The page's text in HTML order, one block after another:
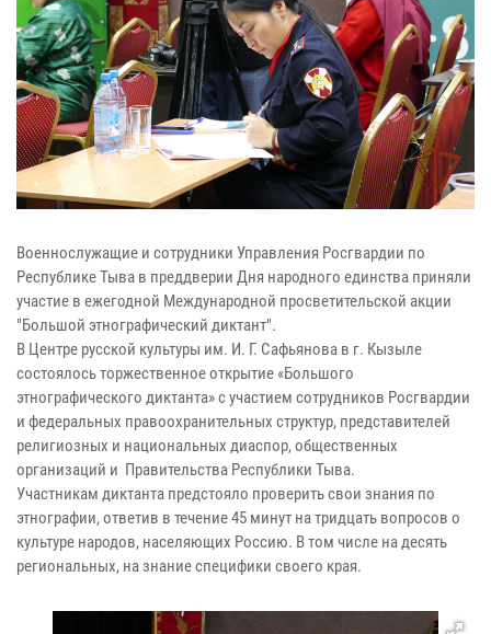
Военнослужащие и сотрудники Управления Росгвардии по
Республике Тыва в преддверии Дня народного единства приняли
участие в ежегодной Международной просветительской акции
"Большой этнографический диктант".
В Центре русской культуры им. И. Г. Сафьянова в г. Кызыле
состоялось торжественное открытие «Большого
этнографического диктанта» с участием сотрудников Росгвардии
и федеральных правоохранительных структур, представителей
религиозных и национальных диаспор, общественных
организаций и Правительства Республики Тыва.
Участникам диктанта предстояло проверить свои знания по
этнографии, ответив в течение 45 минут на тридцать вопросов о
культуре народов, населяющих Россию. В том числе на десять
региональных, на знание специфики своего края.